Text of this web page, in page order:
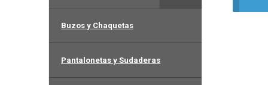
Buzos y Chaquetas
Pantalonetas y Sudaderas